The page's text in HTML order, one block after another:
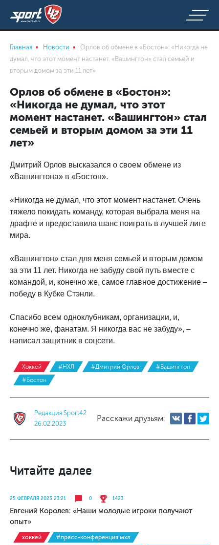
Главная Новости
Орлов об обмене в «Бостон»: «Никогда не
думал, что этот момент настанет. «Вашингтон» стал семьей и
вторым домом за эти 11 лет»
Орлов об обмене в «Бостон»:
«Никогда не думал, что этот
момент настанет. «Вашингтон» стал
семьей и вторым домом за эти 11
лет»
Дмитрий Орлов высказался о своем обмене из
«Вашингтона» в «Бостон».
«Никогда не думал, что этот момент настанет. Очень
тяжело покидать команду, которая выбрала меня на
драфте и предоставила шанс поиграть в лучшей лиге
мира.
«Вашингтон» стал для меня семьей и вторым домом
за эти 11 лет. Никогда не забуду свой путь вместе с
командой, и, конечно же, самое главное достижение –
победу в Кубке Стэнли.
Спасибо всем одноклубникам, организации, и,
конечно же, фанатам. Я никогда вас не забуду», –
написал защитник в соцсети.
Хоккей #НХЛ #Дмитрий Орлов
#Вашингтон
#Бостон
Редакция Sport42
26.02.2023
Расскажи друзьям:
Читайте далее
25 ФЕВРАЛЯ 2023 23:21 0 1423
Евгений Королев: «Наши молодые игроки получают
опыт»
хоккей
#пресс-конференция мхл